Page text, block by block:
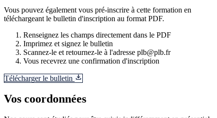
Vous pouvez également vous pré-inscrire à cette formation en
téléchargeant le bulletin d'inscription au format PDF.
Renseignez les champs directement dans le PDF
Imprimez et signez le bulletin
Scannez-le et retournez-le à l'adresse plb@plb.fr
Vous recevrez une confirmation d'inscription
Télécharger le bulletin
Vos coordonnées